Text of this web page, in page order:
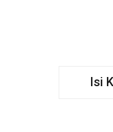
Isi